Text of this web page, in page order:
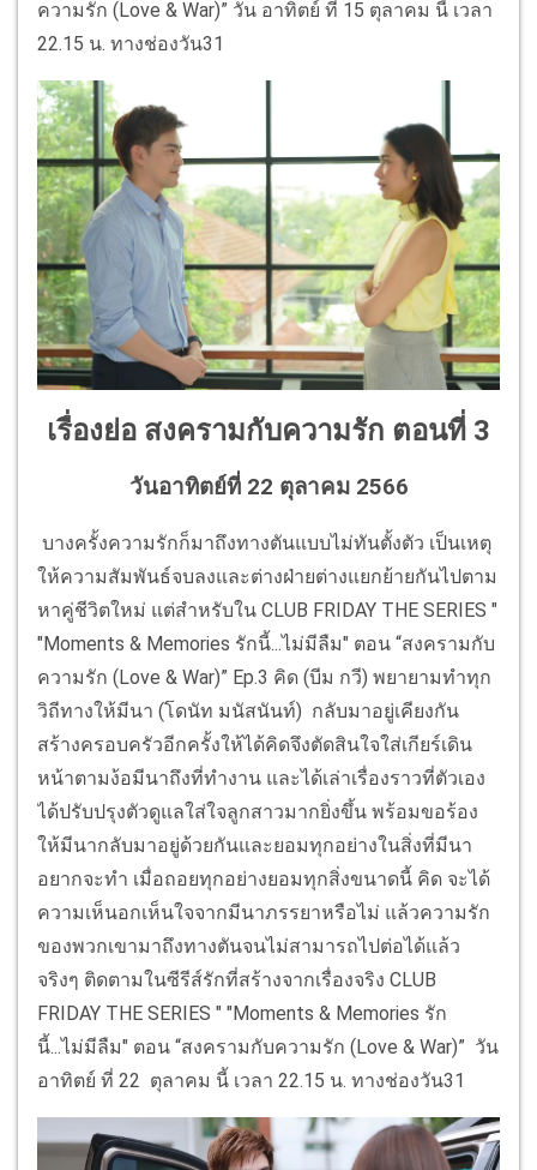
ความรัก (Love & War)” วัน อาทิตย์ ที่ 15 ตุลาคม นี้ เวลา
22.15 น. ทางช่องวัน31
เรื่องย่อ สงครามกับความรัก ตอนที่ 3
วันอาทิตย์ที่ 22 ตุลาคม 2566
บางครั้งความรักก็มาถึงทางตันแบบไม่ทันตั้งตัว เป็นเหตุ
ให้ความสัมพันธ์จบลงและต่างฝ่ายต่างแยกย้ายกันไปตาม
หาคู่ชีวิตใหม่ แต่สำหรับใน CLUB FRIDAY THE SERIES "
"Moments & Memories รักนี้...ไม่มีลืม" ตอน “สงครามกับ
ความรัก (Love & War)” Ep.3 คิด (บีม กวี) พยายามทำทุก
วิถีทางให้มีนา (โดนัท มนัสนันท์) กลับมาอยู่เคียงกัน
สร้างครอบครัวอีกครั้งให้ได้คิดจึงตัดสินใจใส่เกียร์เดิน
หน้าตามง้อมีนาถึงที่ทำงาน และได้เล่าเรื่องราวที่ตัวเอง
ได้ปรับปรุงตัวดูแลใส่ใจลูกสาวมากยิ่งขึ้น พร้อมขอร้อง
ให้มีนากลับมาอยู่ด้วยกันและยอมทุกอย่างในสิ่งที่มีนา
อยากจะทำ เมื่อถอยทุกอย่างยอมทุกสิ่งขนาดนี้ คิด จะได้
ความเห็นอกเห็นใจจากมีนาภรรยาหรือไม่ แล้วความรัก
ของพวกเขามาถึงทางตันจนไม่สามารถไปต่อได้แล้ว
จริงๆ ติดตามในซีรีส์รักที่สร้างจากเรื่องจริง CLUB
FRIDAY THE SERIES " "Moments & Memories รัก
นี้...ไม่มีลืม" ตอน “สงครามกับความรัก (Love & War)” วัน
อาทิตย์ ที่ 22 ตุลาคม นี้ เวลา 22.15 น. ทางช่องวัน31